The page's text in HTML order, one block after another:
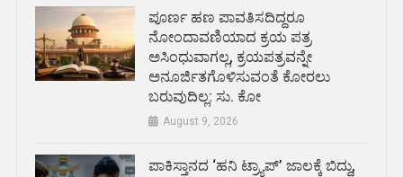
ಪೂರ್ಣ ಹಣ ಪಾವತಿಸದಿದ್ದರೂ
ನೋಂದಾವಣಿಯಾದ ಕ್ರಯ ಪತ್ರ
ಅಸಿಂಧುವಾಗಲ್ಲ, ಕ್ರಯಪತ್ರವನ್ನೇ
ಅನೂರ್ಜಿತಗೊಳಿಸುವಂತೆ ಕೋರಲು
ಬರುವುದಿಲ್ಲ: ಸು. ಕೋ
August 9, 2026
ಪಾಕಿಸ್ತಾನದ ‘ಹನಿ ಟ್ರ್ಯಾಪ್’ ಜಾಲಕ್ಕೆ ಬಿದ್ದು,